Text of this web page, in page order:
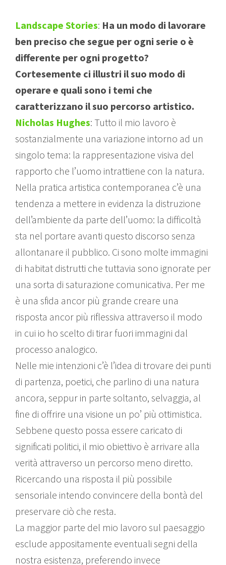
Landscape Stories: Ha un modo di lavorare
ben preciso che segue per ogni serie o è
differente per ogni progetto?
Cortesemente ci illustri il suo modo di
operare e quali sono i temi che
caratterizzano il suo percorso artistico.
Nicholas Hughes: Tutto il mio lavoro è
sostanzialmente una variazione intorno ad un
singolo tema: la rappresentazione visiva del
rapporto che l’uomo intrattiene con la natura.
Nella pratica artistica contemporanea c’è una
tendenza a mettere in evidenza la distruzione
dell’ambiente da parte dell’uomo: la difficoltà
sta nel portare avanti questo discorso senza
allontanare il pubblico. Ci sono molte immagini
di habitat distrutti che tuttavia sono ignorate per
una sorta di saturazione comunicativa. Per me
è una sfida ancor più grande creare una
risposta ancor più riflessiva attraverso il modo
in cui io ho scelto di tirar fuori immagini dal
processo analogico.
Nelle mie intenzioni c’è l’idea di trovare dei punti
di partenza, poetici, che parlino di una natura
ancora, seppur in parte soltanto, selvaggia, al
fine di offrire una visione un po’ più ottimistica.
Sebbene questo possa essere caricato di
significati politici, il mio obiettivo è arrivare alla
verità attraverso un percorso meno diretto.
Ricercando una risposta il più possibile
sensoriale intendo convincere della bontà del
preservare ciò che resta.
La maggior parte del mio lavoro sul paesaggio
esclude appositamente eventuali segni della
nostra esistenza, preferendo invece